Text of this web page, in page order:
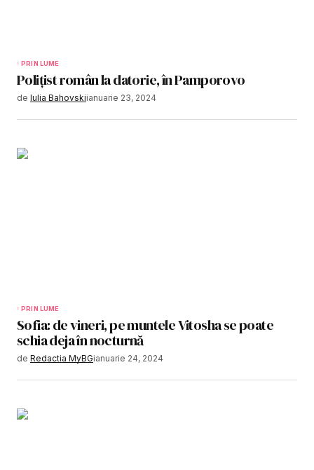
PRIN LUME
Polițist român la datorie, în Pamporovo
de Iulia Bahovskiianuarie 23, 2024
PRIN LUME
Sofia: de vineri, pe muntele Vitosha se poate
schia deja în nocturnă
de Redactia MyBGianuarie 24, 2024